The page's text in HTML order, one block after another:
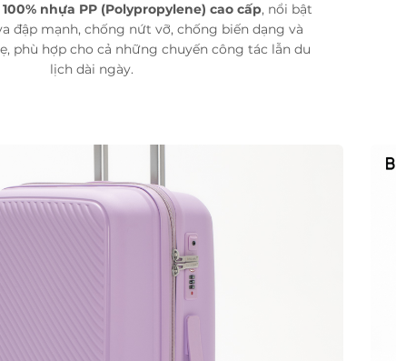
100% nhựa PP (Polypropylene) cao cấp, nổi bật
đập mạnh, chống nứt vỡ, chống biến dạng và
phù hợp cho cả những chuyến công tác lẫn du
lịch dài ngày.